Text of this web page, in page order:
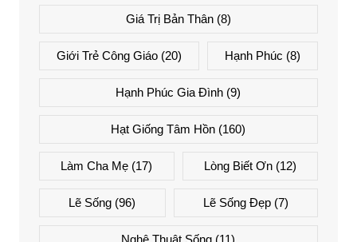
Giá Trị Bản Thân(8)
Giới Trẻ Công Giáo(20) Hạnh Phúc (8)
Hạnh Phúc Gia Đình (9)
Hạt Giống Tâm Hồn (160)
Làm Cha Mẹ (17) Lòng Biết Ơn(12)
Lẽ Sống (96) Lẽ Sống Đẹp(7)
Nghệ Thuật Sống (11)